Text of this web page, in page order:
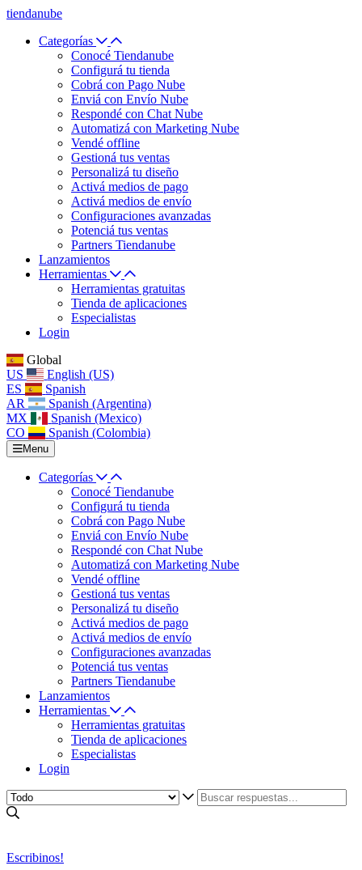
tiendanube
Categorías
Conocé Tiendanube
Configurá tu tienda
Cobrá con Pago Nube
Enviá con Envío Nube
Respondé con Chat Nube
Automatizá con Marketing Nube
Vendé offline
Gestioná tus ventas
Personalizá tu diseño
Activá medios de pago
Activá medios de envío
Configuraciones avanzadas
Potenciá tus ventas
Partners Tiendanube
Lanzamientos
Herramientas
Herramientas gratuitas
Tienda de aplicaciones
Especialistas
Login
Global
US
English (US)
ES
Spanish
AR
Spanish (Argentina)
MX
Spanish (Mexico)
CO
Spanish (Colombia)
Menu
Categorías
Conocé Tiendanube
Configurá tu tienda
Cobrá con Pago Nube
Enviá con Envío Nube
Respondé con Chat Nube
Automatizá con Marketing Nube
Vendé offline
Gestioná tus ventas
Personalizá tu diseño
Activá medios de pago
Activá medios de envío
Configuraciones avanzadas
Potenciá tus ventas
Partners Tiendanube
Lanzamientos
Herramientas
Herramientas gratuitas
Tienda de aplicaciones
Especialistas
Login
Escribinos!